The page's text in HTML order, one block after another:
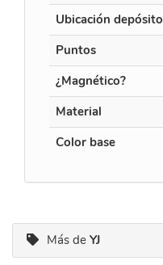
Ubicación depósito
Puntos
¿Magnético?
Material
Color base
Más de YJ